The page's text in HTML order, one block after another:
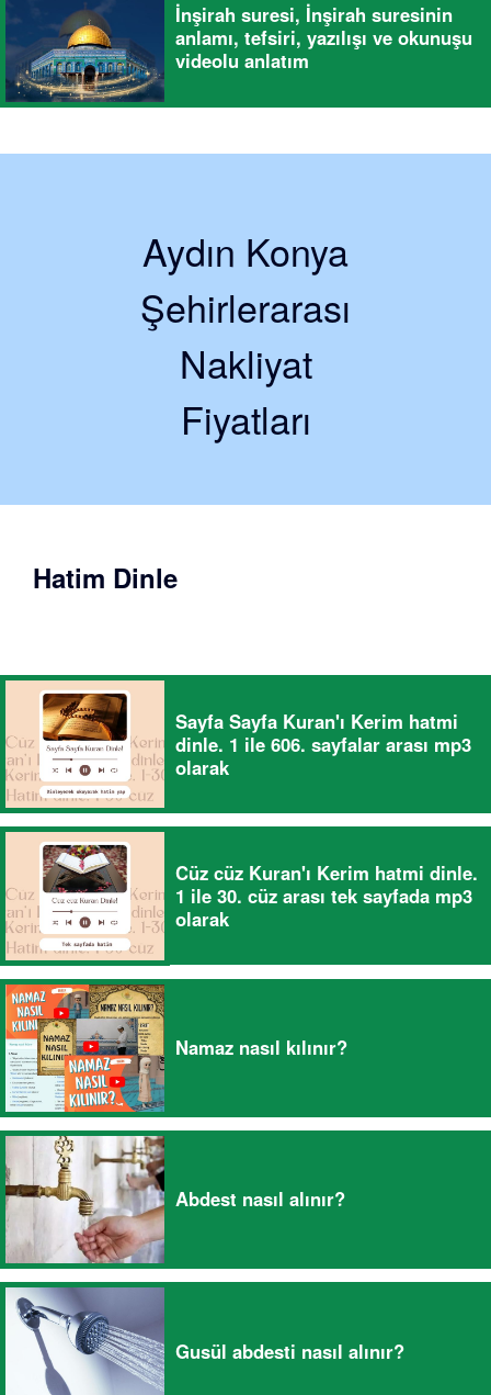
İnşirah suresi, İnşirah suresinin
anlamı, tefsiri, yazılışı ve okunuşu
videolu anlatım
Aydın Konya
Şehirlerarası
Nakliyat
Fiyatları
Hatim Dinle
Sayfa Sayfa Kuran'ı Kerim hatmi
dinle. 1 ile 606. sayfalar arası mp3
olarak
Cüz cüz Kuran'ı Kerim hatmi dinle.
1 ile 30. cüz arası tek sayfada mp3
olarak
Namaz nasıl kılınır?
Abdest nasıl alınır?
Gusül abdesti nasıl alınır?